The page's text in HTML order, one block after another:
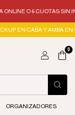
O 6 CUOTAS SIN
CABA Y AMBA EN
0
ORGANIZADORES